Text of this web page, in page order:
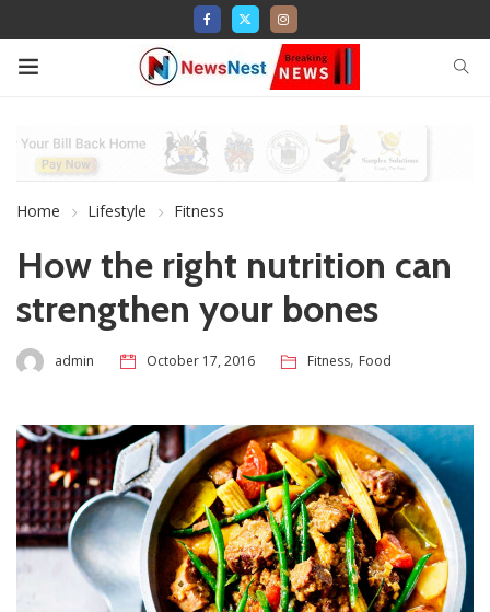
Home Lifestyle Fitness
How the right nutrition can
strengthen your bones
admin October 17, 2016 Fitness, Food